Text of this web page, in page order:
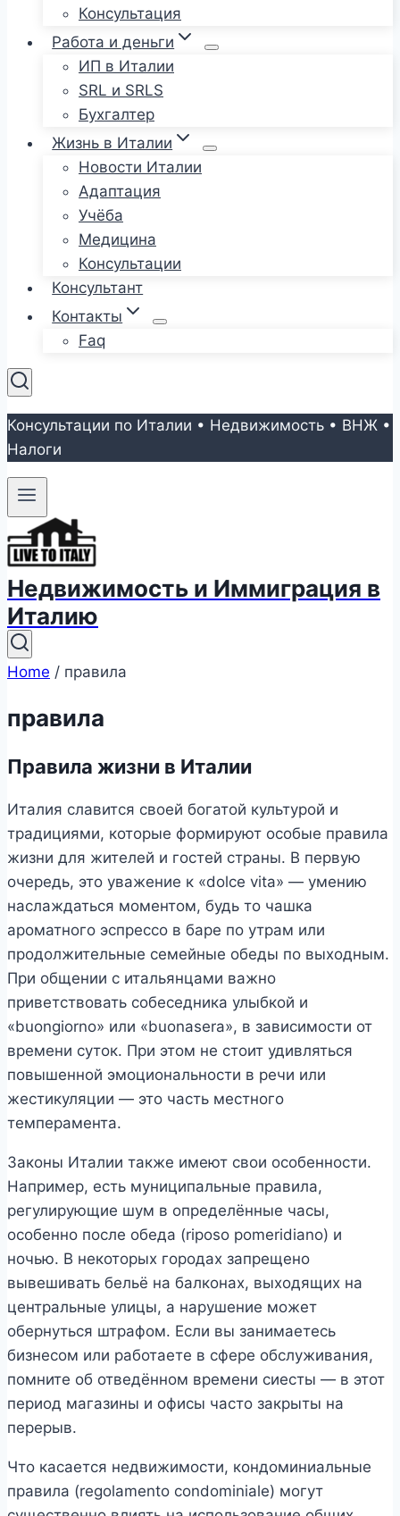
Консультация
Работа и деньги
ИП в Италии
SRL и SRLS
Бухгалтер
Жизнь в Италии
Новости Италии
Адаптация
Учёба
Медицина
Консультации
Консультант
Контакты
Faq
Консультации по Италии • Недвижимость • ВНЖ •
Налоги
Недвижимость и Иммиграция в
Италию
Home / правила
правила
Правила жизни в Италии
Италия славится своей богатой культурой и
традициями, которые формируют особые правила
жизни для жителей и гостей страны. В первую
очередь, это уважение к «dolce vita» — умению
наслаждаться моментом, будь то чашка
ароматного эспрессо в баре по утрам или
продолжительные семейные обеды по выходным.
При общении с итальянцами важно
приветствовать собеседника улыбкой и
«buongiorno» или «buonasera», в зависимости от
времени суток. При этом не стоит удивляться
повышенной эмоциональности в речи или
жестикуляции — это часть местного
темперамента.
Законы Италии также имеют свои особенности.
Например, есть муниципальные правила,
регулирующие шум в определённые часы,
особенно после обеда (riposo pomeridiano) и
ночью. В некоторых городах запрещено
вывешивать бельё на балконах, выходящих на
центральные улицы, а нарушение может
обернуться штрафом. Если вы занимаетесь
бизнесом или работаете в сфере обслуживания,
помните об отведённом времени сиесты — в этот
период магазины и офисы часто закрыты на
перерыв.
Что касается недвижимости, кондоминиальные
правила (regolamento condominiale) могут